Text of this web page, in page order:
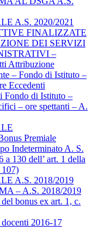
A.S. 2020/2021
FINALIZZATE
DEI SERVIZI
–
Attribuzione
– Fondo di Istituto –
Eccedenti
Fondo di Istituto –
– ore spettanti – A.
Premiale
Indeterminato A. S.
a 130 dell’ art. 1 della
A.S. 2018/2019
– A.S. 2018/2019
bonus ex art. 1, c.
2016-17